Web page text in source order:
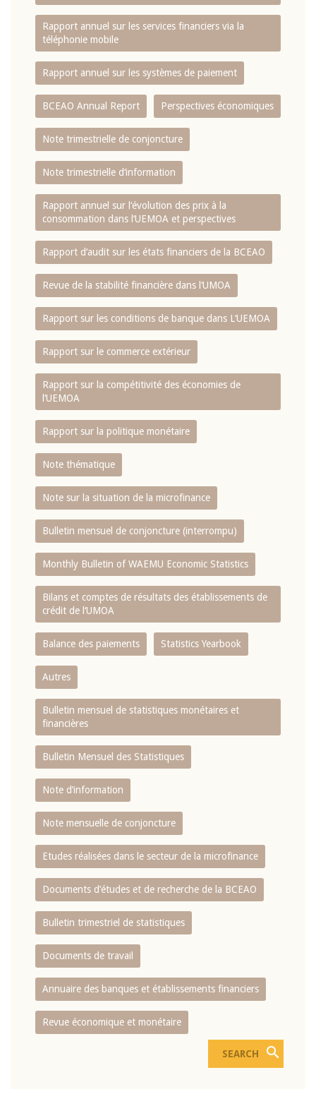
Rapport annuel sur les services financiers via la
téléphonie mobile
Rapport annuel sur les systèmes de paiement
BCEAO Annual Report Perspectives économiques
Note trimestrielle de conjoncture
Note trimestrielle d‘information
Rapport annuel sur l‘évolution des prix à la
consommation dans l‘UEMOA et perspectives
Rapport d‘audit sur les états financiers de la BCEAO
Revue de la stabilité financière dans l‘UMOA
Rapport sur les conditions de banque dans L‘UEMOA
Rapport sur le commerce extérieur
Rapport sur la compétitivité des économies de
l‘UEMOA
Rapport sur la politique monétaire
Note thématique
Note sur la situation de la microfinance
Bulletin mensuel de conjoncture (interrompu)
Monthly Bulletin of WAEMU Economic Statistics
Bilans et comptes de résultats des établissements de
crédit de l‘UMOA
Balance des paiements Statistics Yearbook
Autres
Bulletin mensuel de statistiques monétaires et
financières
Bulletin Mensuel des Statistiques
Note d’information
Note mensuelle de conjoncture
Etudes réalisées dans le secteur de la microfinance
Documents d’études et de recherche de la BCEAO
Bulletin trimestriel de statistiques
Documents de travail
Annuaire des banques et établissements financiers
Revue économique et monétaire